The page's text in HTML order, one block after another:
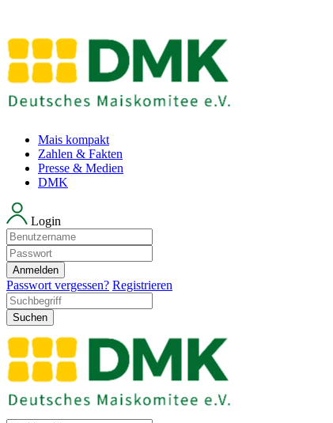
Mais kompakt
Zahlen & Fakten
Presse & Medien
DMK
Login
Anmelden
Passwort vergessen? Registrieren
Suchen